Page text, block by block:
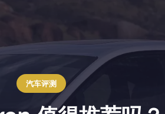
汽车评测